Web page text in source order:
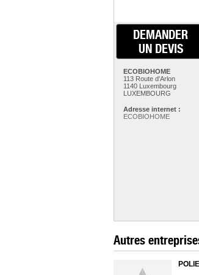
DEMANDER
UN DEVIS
ECOBIOHOME
113 Route d'Arlon
1140 Luxembourg
LUXEMBOURG
Adresse internet :
ECOBIOHOME
Autres